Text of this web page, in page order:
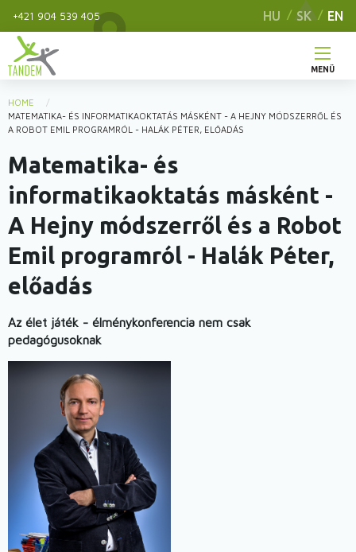
main
content
+421 904 539 405 HU SK EN
Main
menu
MENÜ
You
here
HOME
MATEMATIKA- ÉS INFORMATIKAOKTATÁS MÁSKÉNT - A HEJNY MÓDSZERRŐL ÉS
A ROBOT EMIL PROGRAMRÓL - HALÁK PÉTER, ELŐADÁS
Matematika- és
informatikaoktatás másként -
A Hejny módszerről és a Robot
Emil programról - Halák Péter,
előadás
Az élet játék - élménykonferencia nem csak
pedagógusoknak